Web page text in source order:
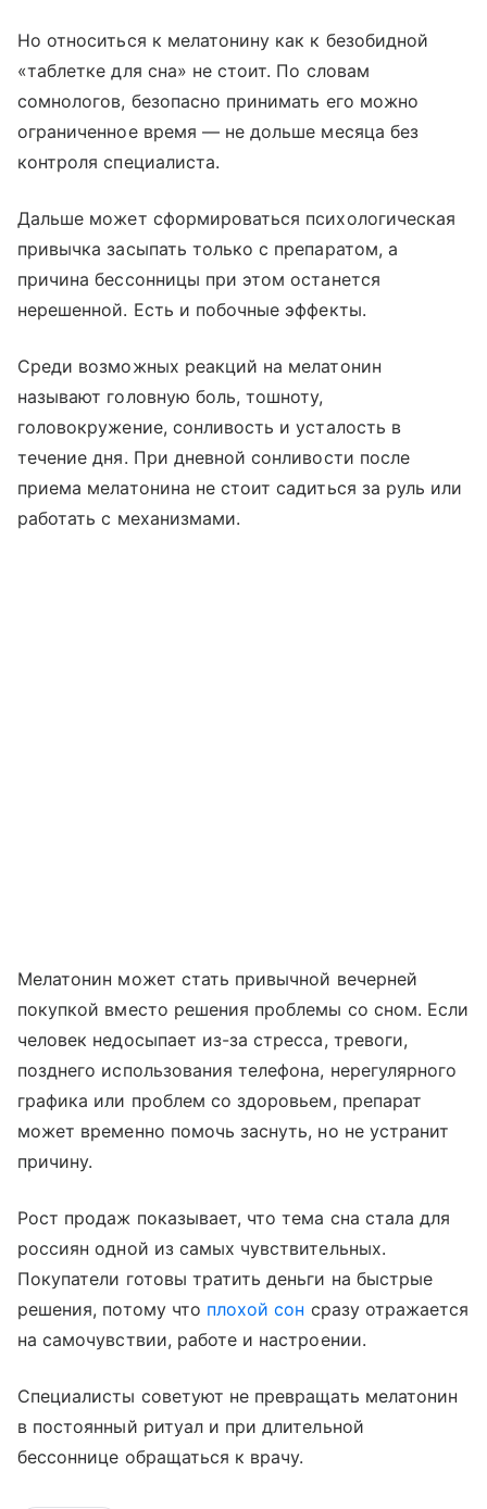
Но относиться к мелатонину как к безобидной
«таблетке для сна» не стоит. По словам
сомнологов, безопасно принимать его можно
ограниченное время — не дольше месяца без
контроля специалиста.
Дальше может сформироваться психологическая
привычка засыпать только с препаратом, а
причина бессонницы при этом останется
нерешенной. Есть и побочные эффекты.
Среди возможных реакций на мелатонин
называют головную боль, тошноту,
головокружение, сонливость и усталость в
течение дня. При дневной сонливости после
приема мелатонина не стоит садиться за руль или
работать с механизмами.
Мелатонин может стать привычной вечерней
покупкой вместо решения проблемы со сном. Если
человек недосыпает из-за стресса, тревоги,
позднего использования телефона, нерегулярного
графика или проблем со здоровьем, препарат
может временно помочь заснуть, но не устранит
причину.
Рост продаж показывает, что тема сна стала для
россиян одной из самых чувствительных.
Покупатели готовы тратить деньги на быстрые
решения, потому что плохой сон сразу отражается
на самочувствии, работе и настроении.
Специалисты советуют не превращать мелатонин
в постоянный ритуал и при длительной
бессоннице обращаться к врачу.